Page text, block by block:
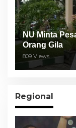
NU Minta
Orang Gila
809 Views
Regional